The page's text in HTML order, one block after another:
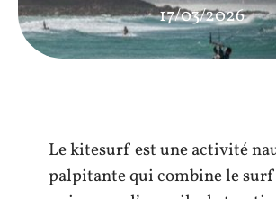
17/03/2026
Le kitesurf est une activité
palpitante qui combine le